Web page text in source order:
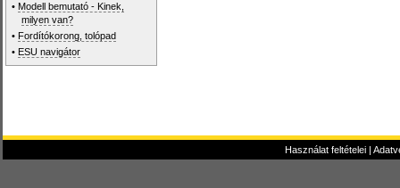
• Modell bemutató - Kinek,
milyen van?
• Fordítókorong, tolópad
• ESU navigátor
Használat feltételei|